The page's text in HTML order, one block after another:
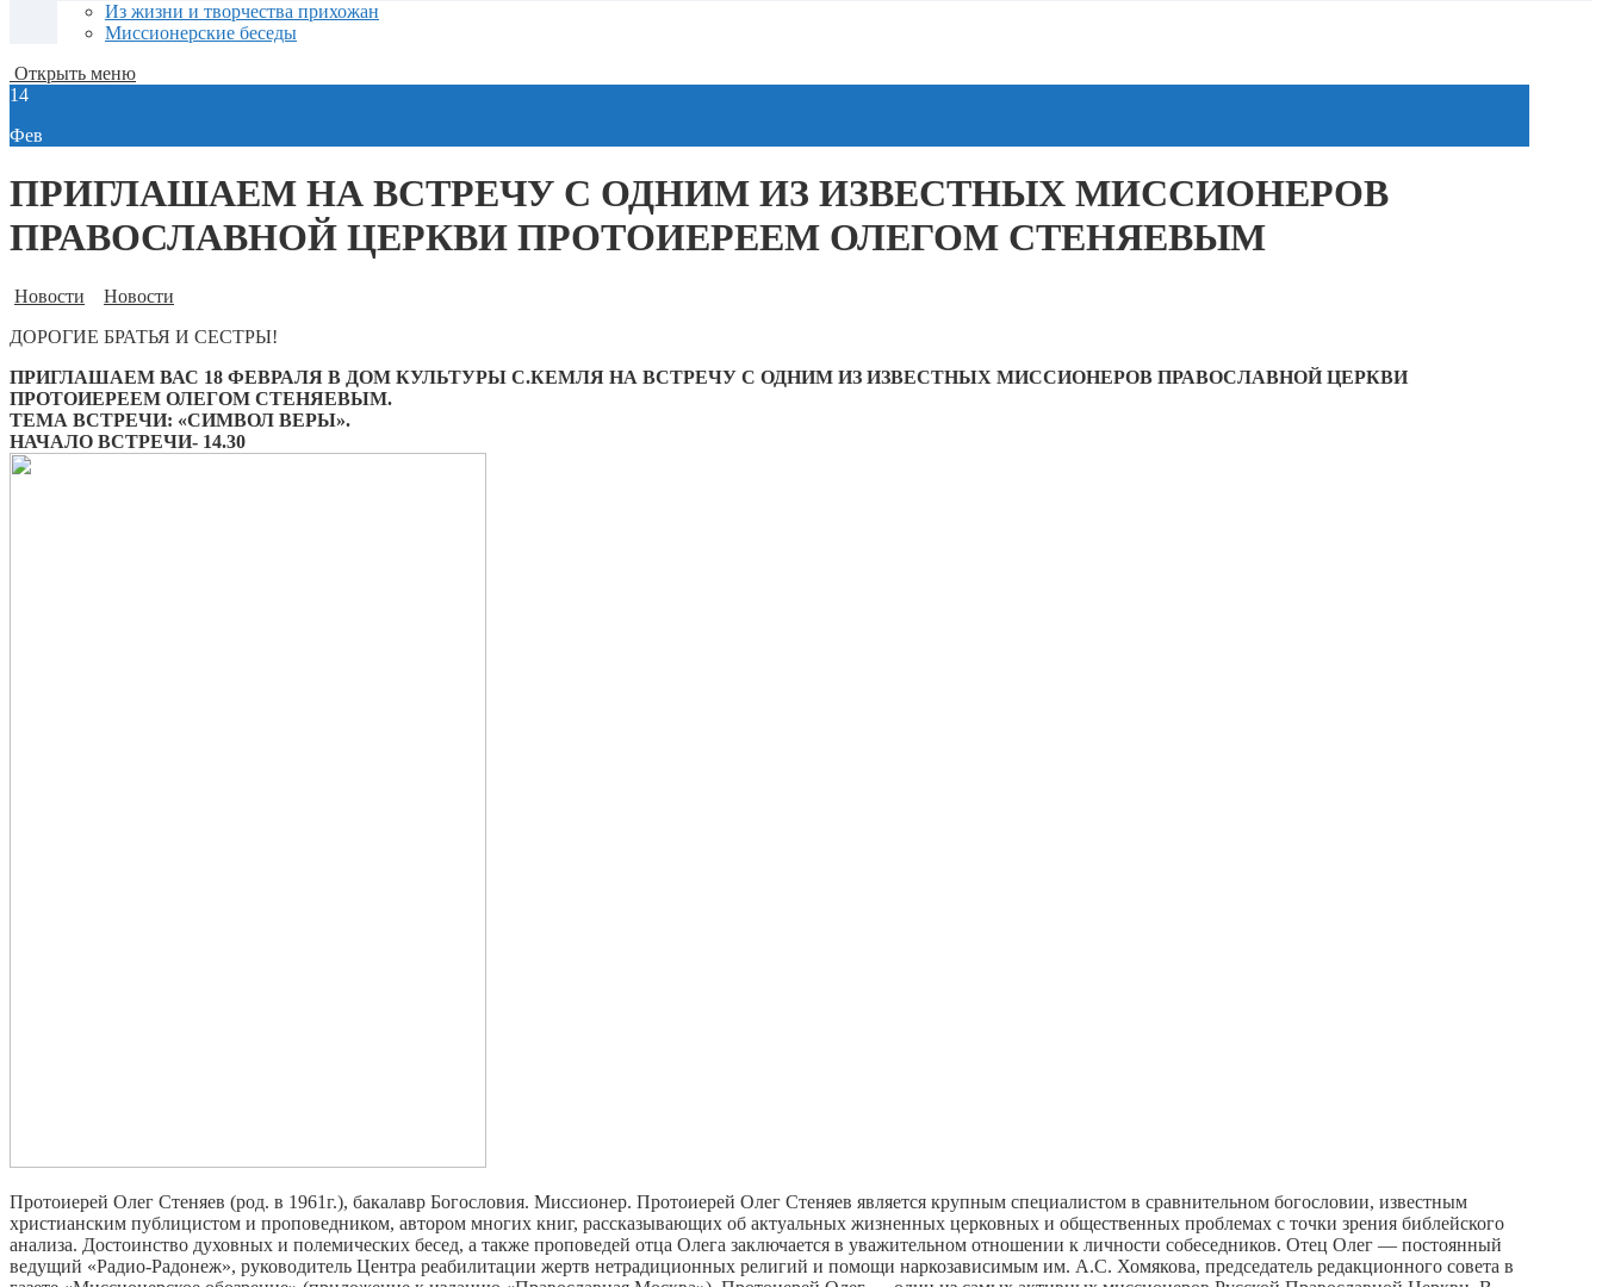
Из жизни и творчества прихожан
Миссионерские беседы
Открыть меню
14
Фев
ПРИГЛАШАЕМ НА ВСТРЕЧУ С ОДНИМ ИЗ ИЗВЕСТНЫХ МИССИОНЕРОВ
ПРАВОСЛАВНОЙ ЦЕРКВИ ПРОТОИЕРЕЕМ ОЛЕГОМ СТЕНЯЕВЫМ
Новости
Новости
ДОРОГИЕ БРАТЬЯ И СЕСТРЫ!
ПРИГЛАШАЕМ ВАС 18 ФЕВРАЛЯ В ДОМ КУЛЬТУРЫ С.КЕМЛЯ НА ВСТРЕЧУ С ОДНИМ ИЗ ИЗВЕСТНЫХ МИССИОНЕРОВ ПРАВОСЛАВНОЙ ЦЕРКВИ
ПРОТОИЕРЕЕМ ОЛЕГОМ СТЕНЯЕВЫМ.
ТЕМА ВСТРЕЧИ: «СИМВОЛ ВЕРЫ».
НАЧАЛО ВСТРЕЧИ- 14.30
Протоиерей Олег Стеняев (род. в 1961г.), бакалавр Богословия. Миссионер. Протоиерей Олег Стеняев является крупным специалистом в сравнительном богословии, известным
христианским публицистом и проповедником, автором многих книг, рассказывающих об актуальных жизненных церковных и общественных проблемах с точки зрения библейского
анализа. Достоинство духовных и полемических бесед, а также проповедей отца Олега заключается в уважительном отношении к личности собеседников. Отец Олег — постоянный
ведущий «Радио-Радонеж», руководитель Центра реабилитации жертв нетрадиционных религий и помощи наркозависимым им. А.С. Хомякова, председатель редакционного совета в